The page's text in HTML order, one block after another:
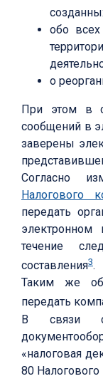
обо
о
При этом в
сообщений в
заверены
Согласно
Налогового
передать
течение
составления3.
Таким же
передать
В связи с
«налоговая
80